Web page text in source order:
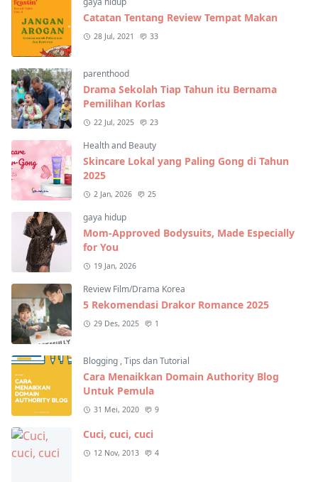
Catatan Tentang Review Tempat Makan
28 Jul, 2021 33
parenthood
Drama Sekolah Tiap Tahun itu Bernama
Pemilihan Korlas
22 Jul, 2025 23
Health and Beauty
Skincare Lokal yang Paling Gong di Tahun
2025
2 Jan, 2026 25
gaya hidup
Mom-Approved Bodysuits, Made Especially
for You
19 Jan, 2026
Review Film/Drama Korea
5 Rekomendasi Drakor Romance 2025
29 Des, 2025 1
Blogging ,Tips dan Tutorial
Cara Menaikkan Domain Authority Blog
Untuk Pemula
31 Mei, 2020 9
Cuci, cuci, cuci
12 Nov, 2013 4